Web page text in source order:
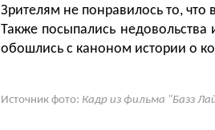
Зрителям не понравилось то, что
Также посыпались
обошлись с каноном истории о
Источник фото: Кадр из фильма "Базз